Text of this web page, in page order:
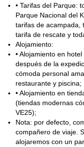
• Tarifas del Parque:
Parque Nacional del
tarifas de acampada,
tarifa de rescate y
Alojamiento:
• Alojamiento en
después de la
cómoda personal
restaurante y piscina;
• Alojamiento en
(tiendas modernas
VE25);
Nota: por defecto,
compañero de viaje.
alojaremos con un